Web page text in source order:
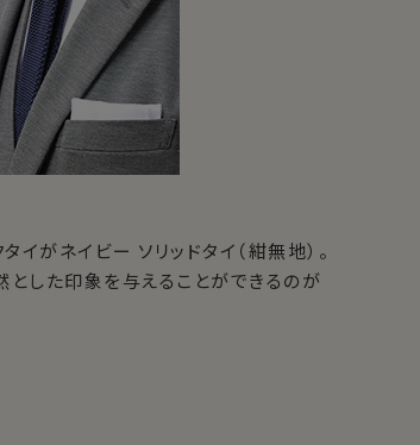
がネイビー ソリッドタイ（紺無地）。
とした印象を与えることができるのが